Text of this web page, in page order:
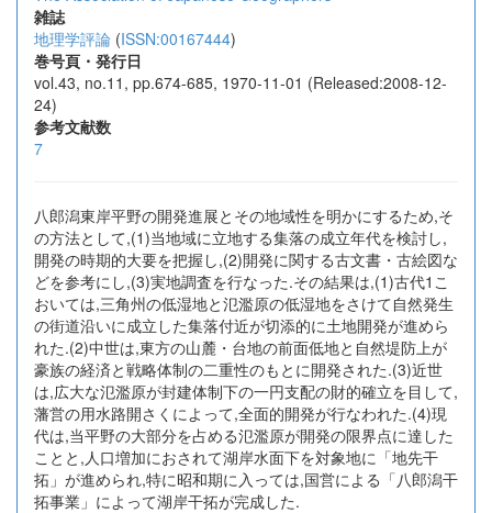
雑誌
地理学評論 (ISSN:00167444)
巻号頁・発行日
vol.43, no.11, pp.674-685, 1970-11-01 (Released:2008-12-
24)
参考文献数
7
八郎潟東岸平野の開発進展とその地域性を明かにするため,そ
の方法として,(1)当地域に立地する集落の成立年代を検討し,
開発の時期的大要を把握し,(2)開発に関する古文書・古絵図な
どを参考にし,(3)実地調査を行なった.その結果は,(1)古代1こ
おいては,三角州の低湿地と氾濫原の低湿地をさけて自然発生
の街道沿いに成立した集落付近が切添的に土地開発が進めら
れた.(2)中世は,東方の山麓・台地の前面低地と自然堤防上が
豪族の経済と戦略体制の二重性のもとに開発された.(3)近世
は,広大な氾濫原が封建体制下の一円支配の財的確立を目して,
藩営の用水路開さくによって,全面的開発が行なわれた.(4)現
代は,当平野の大部分を占める氾濫原が開発の限界点に達した
ことと,人口増加におされて湖岸水面下を対象地に「地先干
拓」が進められ,特に昭和期に入っては,国営による「八郎潟干
拓事業」によって湖岸干拓が完成した.